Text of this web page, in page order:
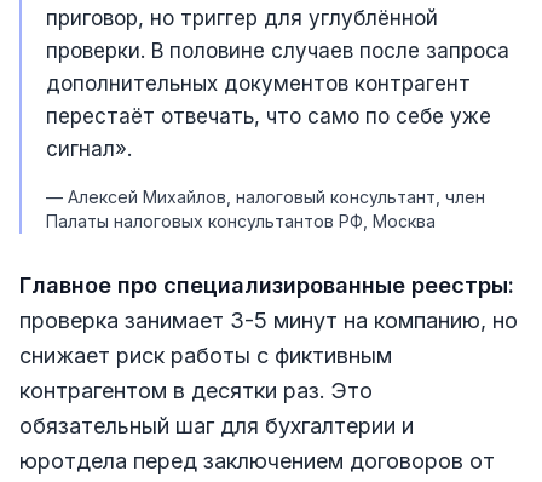
приговор, но триггер для углублённой
проверки. В половине случаев после запроса
дополнительных документов контрагент
перестаёт отвечать, что само по себе уже
сигнал».
— Алексей Михайлов, налоговый консультант, член
Палаты налоговых консультантов РФ, Москва
Главное про специализированные реестры:
проверка занимает 3-5 минут на компанию, но
снижает риск работы с фиктивным
контрагентом в десятки раз. Это
обязательный шаг для бухгалтерии и
юротдела перед заключением договоров от